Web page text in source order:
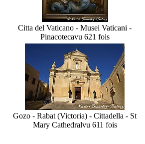
Citta del Vaticano - Musei Vaticani -
Pinacotecavu 621 fois
Gozo - Rabat (Victoria) - Cittadella - St
Mary Cathedralvu 611 fois